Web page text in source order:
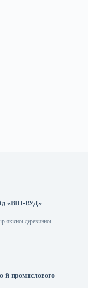
«ВІН-ВУД»
якісної деревинної
й промислового